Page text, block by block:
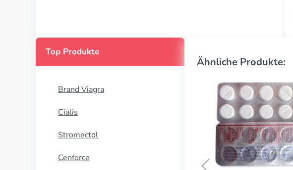
Top Produkte
Brand Viagra
Cialis
Stromectol
Cenforce
Ähnliche Produkte: